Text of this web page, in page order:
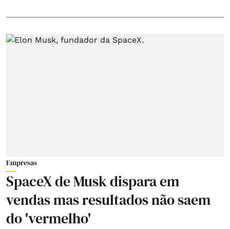
Empresas
SpaceX de Musk dispara em
vendas mas resultados não saem
do 'vermelho'